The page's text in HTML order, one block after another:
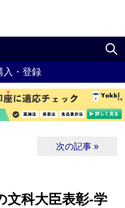
入・登録
次の記事 »
文科大臣表彰‐学